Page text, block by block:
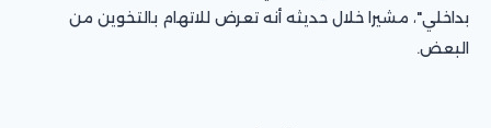
بداخلي"، مشيرا خلال حديثه أنه تعرض للاتهام بالتخوين من
البعض.